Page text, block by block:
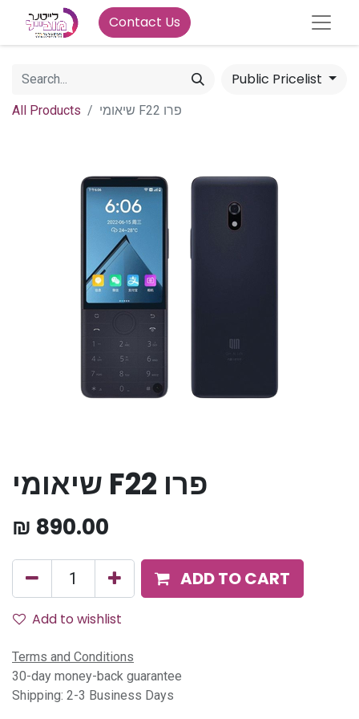
Contact Us
Public Pricelist
All Products שיאומי F22 פרו
שיאומי F22 פרו
₪ 890.00
ADD TO CART
Add to wishlist
Terms and Conditions
30-day money-back guarantee
Shipping: 2-3 Business Days